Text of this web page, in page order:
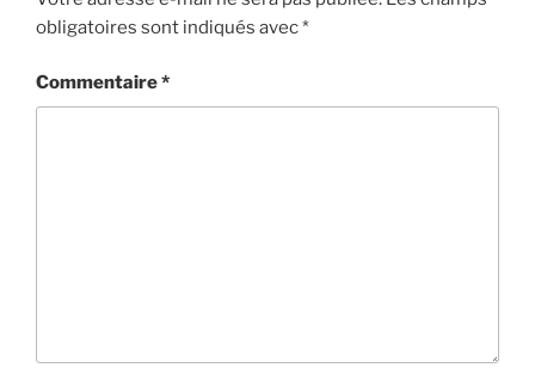
obligatoires sont indiqués avec*
Commentaire*